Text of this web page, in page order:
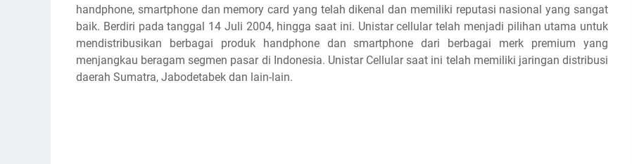
handphone, smartphone dan memory card yang telah dikenal dan memiliki reputasi nasional yang sangat
baik. Berdiri pada tanggal 14 Juli 2004, hingga saat ini. Unistar cellular telah menjadi pilihan utama untuk
mendistribusikan berbagai produk handphone dan smartphone dari berbagai merk premium yang
menjangkau beragam segmen pasar di Indonesia. Unistar Cellular saat ini telah memiliki jaringan distribusi
daerah Sumatra, Jabodetabek dan lain-lain.